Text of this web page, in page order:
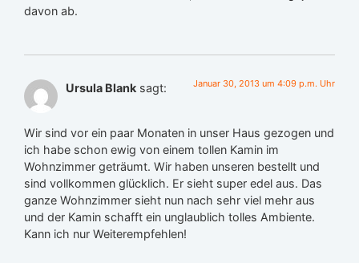
davon ab.
Ursula Blank sagt: Januar 30, 2013 um 4:09 p.m. Uhr
Wir sind vor ein paar Monaten in unser Haus gezogen und
ich habe schon ewig von einem tollen Kamin im
Wohnzimmer geträumt. Wir haben unseren bestellt und
sind vollkommen glücklich. Er sieht super edel aus. Das
ganze Wohnzimmer sieht nun nach sehr viel mehr aus
und der Kamin schafft ein unglaublich tolles Ambiente.
Kann ich nur Weiterempfehlen!